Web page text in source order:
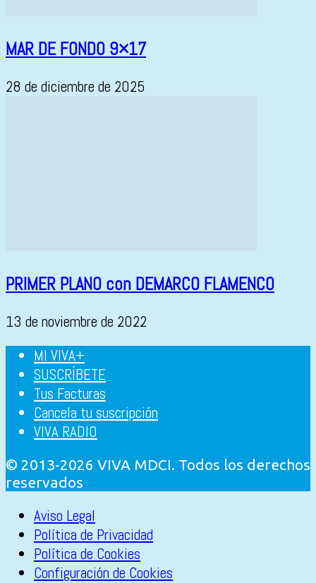
MAR DE FONDO 9×17
28 de diciembre de 2025
PRIMER PLANO con DEMARCO FLAMENCO
13 de noviembre de 2022
MI VIVA+
SUSCRÍBETE
Tus Facturas
Cancela tu suscripción
VIVA RADIO
© 2013-2026 VIVA MDCI. Todos los derechos
reservados
Aviso Legal
Política de Privacidad
Política de Cookies
Configuración de Cookies